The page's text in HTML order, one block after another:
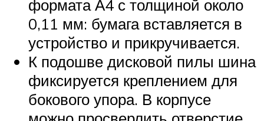
формата А4 с толщиной около
0,11 мм: бумага вставляется в
устройство и прикручивается.
К подошве дисковой пилы шина
фиксируется креплением для
бокового упора. В корпусе